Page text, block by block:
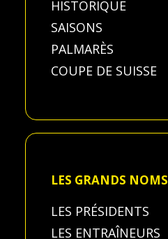
HISTORIQUE
SAISONS
PALMARÈS
COUPE DE SUISSE
LES GRANDS NOMS
LES PRÉSIDENTS
LES ENTRAÎNEURS